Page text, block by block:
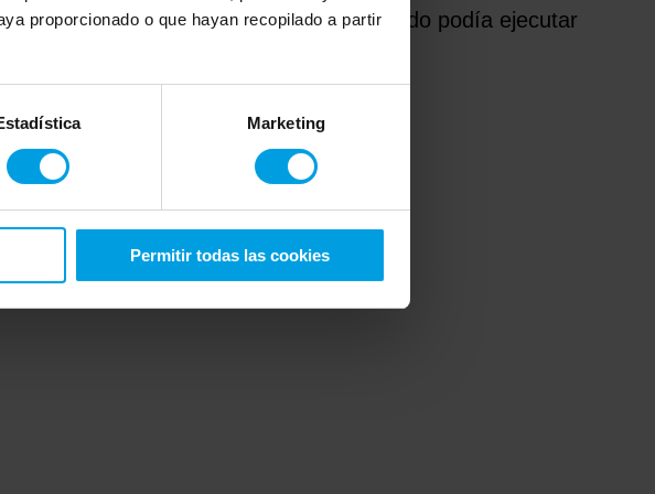
proporcionado o que hayan recopilado a partir
Marketing
Permitir todas las cookies
única división que un candidato/empleado podía ejecutar